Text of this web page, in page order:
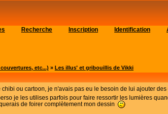
Recherche Inscription Identification
etc...) » Les illus' et gribouillis de Vikki
ou cartoon, je n'avais pas eu le besoin de lui ajouter
je les utilises parfois pour faire ressortir les lumières
de foirer complètement mon dessin